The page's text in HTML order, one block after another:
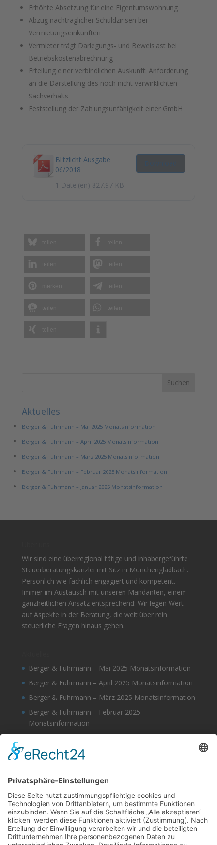
Erhöhte Absetzung für eine Eigentumswohnung
Abzug nachträglicher Schuldzinsen bei
Vermietungseinkünften
Vermieter trägt Darlegungs- und Beweislast bei
Betriebskostenabrechnung
Erteilung einer verbindlichen Auskunft: Anforderung
an die Darstellung des noch nicht verwirklichten
Sachverhalts
Feststellung der Zahlungsunfähigkeit einer GmbH
Blitzlicht Ausgabe
06/2018
1 Datei(en) 827.97 KB
teilen teilen
teilen teilen
teilen
teilen teilen
teilen
Aktuelles
Berger & Fuhrmann – Mai 2025 Monatsinformation
Berger & Fuhrmann – April 2025 Monatsinformation
Berger & Fuhrmann – März 2025 Monatsinformation
Berger & Fuhrmann – Februar 2025 Monatsinformation
Berger & Fuhrmann – Januar 2025 Monatsinformation
Wir sind eine überregional tätige und inhabergeführte
Steuerberatungskanzlei mit Sitz in Mönchengladbach.
Persönlich wie fachlich engagiert und kompetent.
Immer im Austausch mit unseren Mandanten, einem
ganzheitlichen Ansatz entsprechend: Wir legen Wert
auf Aspekte in der Beratung, die weit über rein
steuerliche Fragen hinaus gehen.
Berger & Fuhrmann – Mai 2025 Monatsinformation
Berger & Fuhrmann – April 2025 Monatsinformation
Berger & Fuhrmann – März 2025 Monatsinformation
Berger & Fuhrmann – Februar 2025
Monatsinformation
Monatsinformation
Suche
Datenschutz
Cookie-Einstellungen